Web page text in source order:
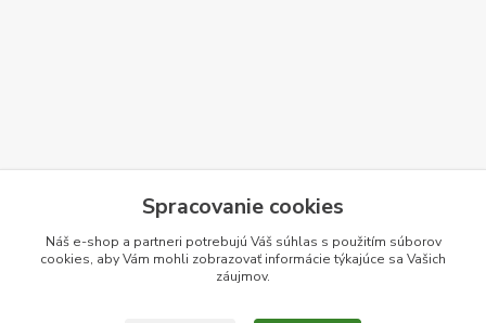
Spracovanie cookies
Náš e-shop a partneri potrebujú Váš súhlas s použitím súborov
cookies, aby Vám mohli zobrazovať informácie týkajúce sa Vašich
záujmov.